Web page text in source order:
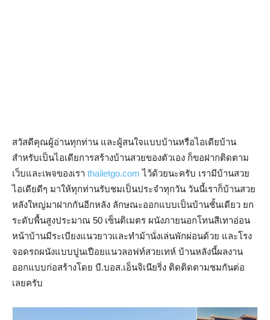
สวัสดีคุณผู้อ่านทุกท่าน และผู้สนใจแบบบ้านหรือไอเดียบ้าน
สำหรับเป็นไอเดียการสร้างบ้านสวยของตัวเอง ก็ขอฝากติดตาม
เว็บและเพจของเรา thailetgo.com ไว้ด้วยนะครับ เรามีบ้านสวย
ไอเดียดีๆ มาให้ทุกท่านรับชมเป็นประจำทุกวัน วันนี้เราก็บ้านสวย
หลังใหญ่มาฝากกันอีกหลัง ลักษณะออกแบบเป็นบ้านชั้นเดียว ยก
ระดับพื้นสูงประมาณ 50 เซ็นติเมตร ผนังภายนอกโทนสีเทาอ่อน
หน้าบ้านมีระเบียงแนวยาวและทำม้านั่งเล่นพักผ่อนด้วย และโรง
จอดรถผนังแบบปูนเปือยแนวลอฟท์สวยเทห์ บ้านหลังนี้ผลงาน
ออกแบบก่อสร้างโดย บี.บอส.เอ็นจิเนียริ่ง ติดติดตามชมกันต่อ
เลยครับ